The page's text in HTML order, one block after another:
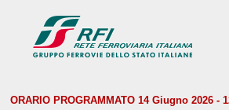
ORARIO PROGRAMMATO 14 Giugno 2026 -